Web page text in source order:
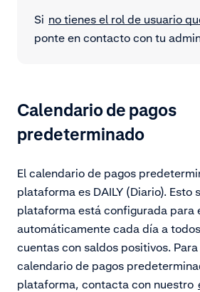
Si no tienes el rol de usuario
ponte en contacto con tu
Calendario de pagos
predeterminado
El calendario de pagos
plataforma es DAILY (Diario). Esto
plataforma está configurada para
automáticamente cada día a
cuentas con saldos positivos.
calendario de pagos
plataforma, contacta con nuestro